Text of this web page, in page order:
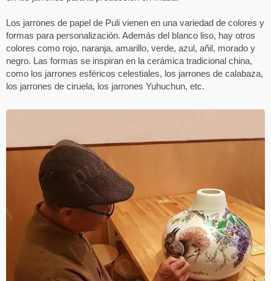
Los jarrones de papel de Puli vienen en una variedad de colores y
formas para personalización. Además del blanco liso, hay otros
colores como rojo, naranja, amarillo, verde, azul, añil, morado y
negro. Las formas se inspiran en la cerámica tradicional china,
como los jarrones esféricos celestiales, los jarrones de calabaza,
los jarrones de ciruela, los jarrones Yuhuchun, etc.